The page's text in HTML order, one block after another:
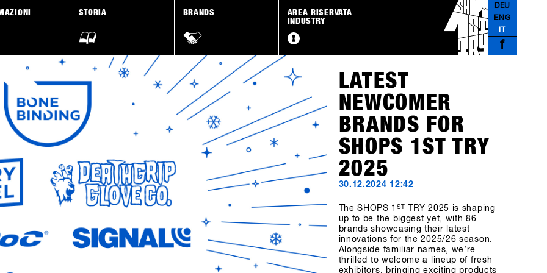
DEU
ENG
f
STORIA BRANDS
AREA RISERVATA
INDUSTRY
LATEST
NEWCOMER
BRANDS FOR
SHOPS 1ST TRY
2025
30.12.2024 12:42
The SHOPS 1ST
TRY 2025 is shaping
up to be the biggest yet, with 86
brands showcasing their latest
innovations for the 2025/26 season.
Alongside familiar names, we’re
thrilled to welcome a lineup of fresh
exhibitors, bringing exciting products